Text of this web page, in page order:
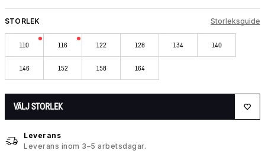
STORLEK Storleksguide
110 116 122 128 134 140
146 152 158 164
VÄLJ STORLEK
Leverans
Leverans inom 3–5 arbetsdagar.